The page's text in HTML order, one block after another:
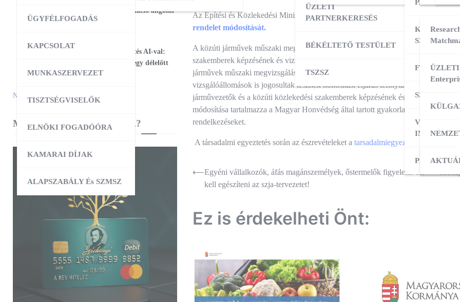
ÜZLETI
PARTNERKERESÉS
BÉKÉLTETŐ TESTÜLET
TSZSZ
KÜLPIACI
FT
INDÍTÁSA
ÜGYFÉLFOGADÁS
KAPCSOLAT
MUNKASZERVEZET
TISZTSÉGVISELŐK
ELNÖKI FOGADÓÓRA
KAMARAI DÍJAK
ALAPSZABÁLY És SZMSZ
Az Építési és Közlekedési Minisztérium társadalmi egyeztetésre bocsátotta a
rendelet módosítását.
A közúti járművek műszaki megvizsgálásáról szóló 5/1990. (IV.12.) KÖHÉM
szakemberek képzésének és vizsgáztatásának részletes szabályairól szóló 24/
járművek műszaki megvizsgálásáról szóló 5/1990. (IV.12.) KöHÉM rendelet
vizsgálóállomások is jogosultak lesznek honosítási eljárás lefolytatására, a
járművezetők és a közúti közlekedési szakemberek képzésének és
módosítása tartalmazza a Magyar Honvédség által tartott gyakorlati képzésre,
rendelkezéseket.
A társadalmi egyeztetés során az észrevételeket a
Bejegyzés
navigáció
⟵Egyéni vállalkozók, áfás magánszemélyek, őstermelők figyelem! Ki
kell egészíteni az szja-tervezetet!
Ez is érdekelheti Önt:
Magabiztos üzleti kommunikáció angolul
– 2 napos workshop
25
Workshop – Facebook hirdetés AI-val:
szövegtől a kész kampányig egy délelőtt
alatt
Naptár megtekintése
MIBEN SEGÍT A KAMARA?